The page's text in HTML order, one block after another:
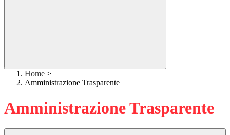
Home >
Amministrazione Trasparente
Amministrazione Trasparente